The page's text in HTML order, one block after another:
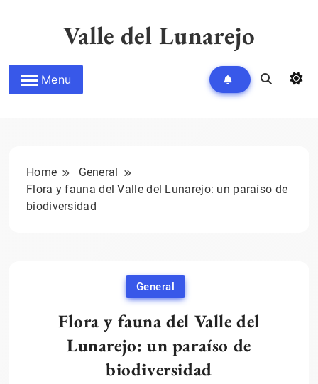
Valle del Lunarejo
Menu
Home
General
Flora y fauna del Valle del Lunarejo: un paraíso de
biodiversidad
General
Flora y fauna del Valle del
Lunarejo: un paraíso de
biodiversidad